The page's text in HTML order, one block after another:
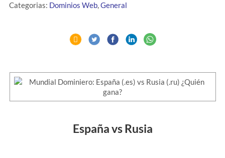
Categorias: Dominios Web,General
España vs Rusia